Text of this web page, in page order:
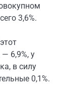
3,6%.
этот
— 6,9%, у
в силу
0,1%.